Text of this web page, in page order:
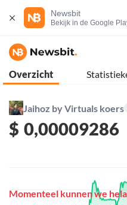
Newsbit
Bekijk in de Google
Overzicht
Jaihoz by Virtuals koers
$ 0,00009286
Momenteel kunnen we